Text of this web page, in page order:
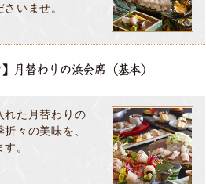
いませ。
月替わりの浜会席（基本）
れた月替わりの
々の美味を、
。